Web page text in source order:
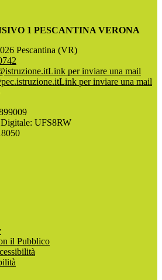
1 PESCANTINA VERONA
Pescantina (VR)
Link per inviare una mail
Link per inviare una mail
UFS8RW
il Pubblico